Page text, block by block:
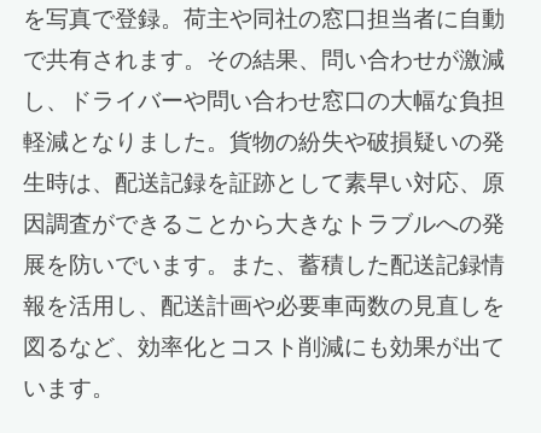
を写真で登録。荷主や同社の窓口担当者に自動
で共有されます。その結果、問い合わせが激減
し、ドライバーや問い合わせ窓口の大幅な負担
軽減となりました。貨物の紛失や破損疑いの発
生時は、配送記録を証跡として素早い対応、原
因調査ができることから大きなトラブルへの発
展を防いでいます。また、蓄積した配送記録情
報を活用し、配送計画や必要車両数の見直しを
図るなど、効率化とコスト削減にも効果が出て
います。